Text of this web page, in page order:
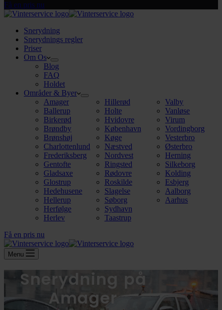
Få en pris nu
Snerydning
Snerydnings regler
Priser
Om Os
Blog
FAQ
Holdet
Områder & Byer
Amager
Ballerup
Birkerød
Brøndby
Brønshøj
Charlottenlund
Frederiksberg
Gentofte
Gladsaxe
Glostrup
Hedehusene
Hellerup
Herfølge
Herlev
Hillerød
Holte
Hvidovre
København
Køge
Næstved
Nordvest
Ringsted
Rødovre
Roskilde
Slagelse
Søborg
Sydhavn
Taastrup
Valby
Vanløse
Virum
Vordingborg
Vesterbro
Østerbro
Herning
Silkeborg
Kolding
Esbjerg
Aalborg
Aarhus
Få en pris nu
Menu
Snerydning på
Amager